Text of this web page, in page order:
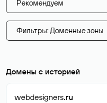
Рекомендуем
Фильтры: Доменные зоны
Домены с историей
webdesigners.ru